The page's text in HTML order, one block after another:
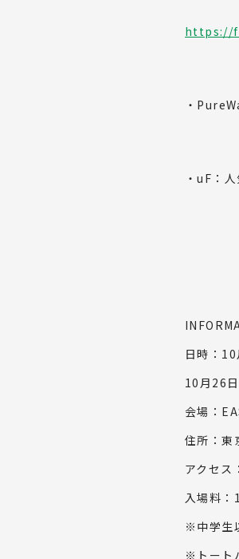
https://
・
・uF：
日時：
10月26
会場：
住所：東
アクセス
入場料：
※中学生
※トート